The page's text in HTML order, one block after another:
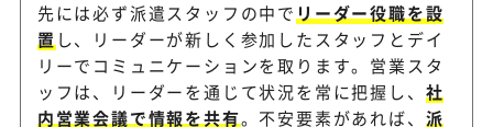
先には必ず派遣スタッフの中でリーダー役職を設
置し、リーダーが新しく参加したスタッフとデイ
リーでコミュニケーションを取ります。営業スタ
ッフは、リーダーを通じて状況を常に把握し、 社
内営業会議で情報を共有。不安要素があれば、 派